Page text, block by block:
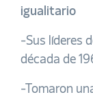
igualitario
-Sus líderes
década de
-Tomaron